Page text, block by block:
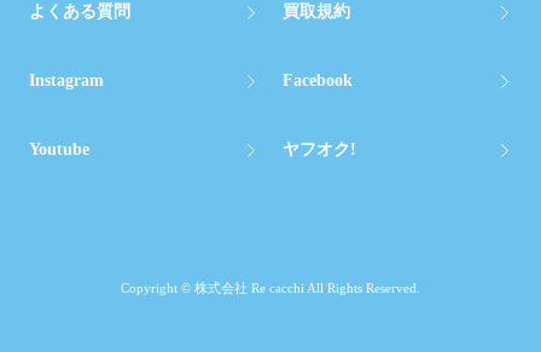
よくある質問 買取規約
Instagram Facebook
Youtube ヤフオク!
Copyright © 株式会社 Re cacchi All Rights Reserved.